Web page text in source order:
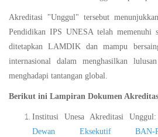
Akreditasi "Unggul" tersebut
Pendidikan IPS UNESA telah memenuhi
ditetapkan LAMDIK dan mampu
internasional dalam menghasilkan
menghadapi tantangan global.
Berikut ini Lampiran Dokumen
Institusi Unesa Akreditasi Unggul:
Dewan Eksekutif BAN-